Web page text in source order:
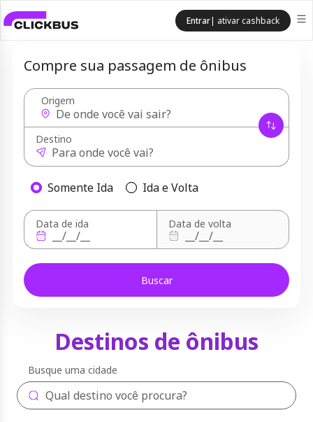
Entrar| ativar cashback
Compre sua passagem de ônibus
Somente Ida Ida e Volta
Origem
Destino
Data de ida Data de volta
Buscar
Destinos de ônibus
Busque uma cidade